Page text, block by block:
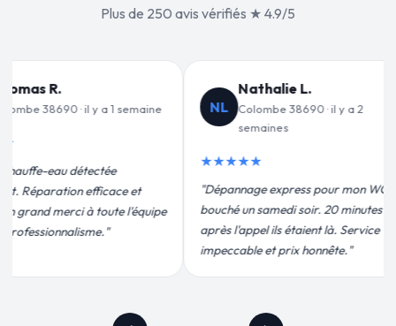
Plus de 250 avis vérifiés ★ 4.9/5
JF
Jean-François C.
Colombe 38690 · il y a 3
"Remplacement de mon chauffe-eau en
moins de 2h. Équipe très pro, devis
conforme, chantier propre. Je
Colombe
pour leur
efficace. Fuite
plus qu'honnête